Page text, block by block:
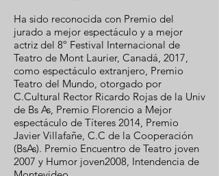
Ha sido reconocida con Premio del
jurado a mejor espectáculo y a mejor
actriz del 8º Festival Internacional de
Teatro de Mont Laurier, Canadá, 2017,
como espectáculo extranjero, Premio
Teatro del Mundo, otorgado por
C.Cultural Rector Ricardo Rojas de la Univ
de Bs As, Premio Florencio a Mejor
espectáculo de Títeres 2014, Premio
Javier Villafañe, C.C de la Cooperación
(BsAs). Premio Encuentro de Teatro joven
2007 y Humor joven2008, Intendencia de